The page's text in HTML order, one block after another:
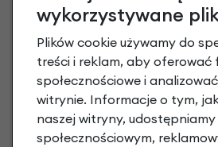
Niniejsza propozycja nie stanowi
66 Kodeksu Cywilnego. Ostateczna
i przyznaniu kredytu zostanie
zdolności kredytowej.
wykorzystywane
Plików cookie używamy do
treści i reklam, aby oferować
społecznościowe i
witrynie. Informacje o tym,
naszej witryny,
społecznościowym,